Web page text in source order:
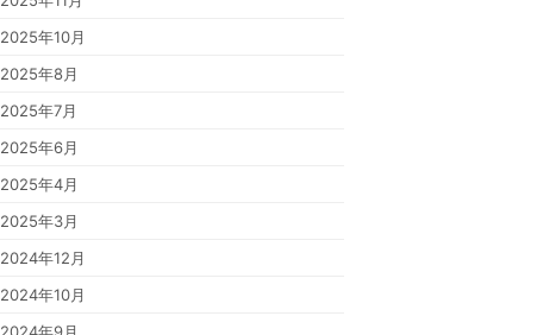
2025年10月
2025年8月
2025年7月
2025年6月
2025年4月
2025年3月
2024年12月
2024年10月